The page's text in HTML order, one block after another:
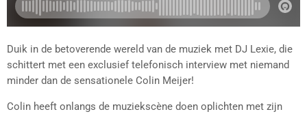
Duik in de betoverende wereld van de muziek met DJ Lexie, die
schittert met een exclusief telefonisch interview met niemand
minder dan de sensationele Colin Meijer!
Colin heeft onlangs de muziekscène doen oplichten met zijn